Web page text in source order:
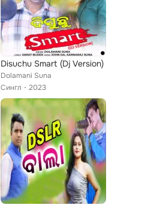
Disuchu Smart (Dj Version)
Dolamani Suna
Сингл
2023